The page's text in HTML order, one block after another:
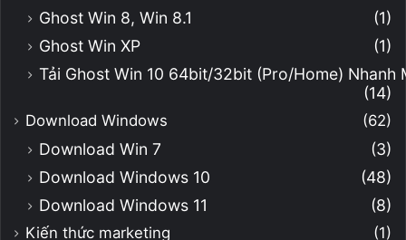
Ghost Win 8, Win 8.1
(1)
Ghost Win XP
(1)
Tải Ghost Win 10 64bit/32bit (Pro/Home)
(14)
Download Windows (62)
Download Win 7
(3)
Download Windows 10
(48)
Download Windows 11
(8)
Kiến thức marketing (1)